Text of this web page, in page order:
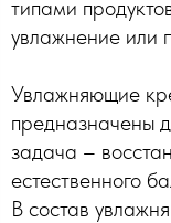
типами
увлажнение или
Увлажняющие
предназначены
задача –
естественного
В состав